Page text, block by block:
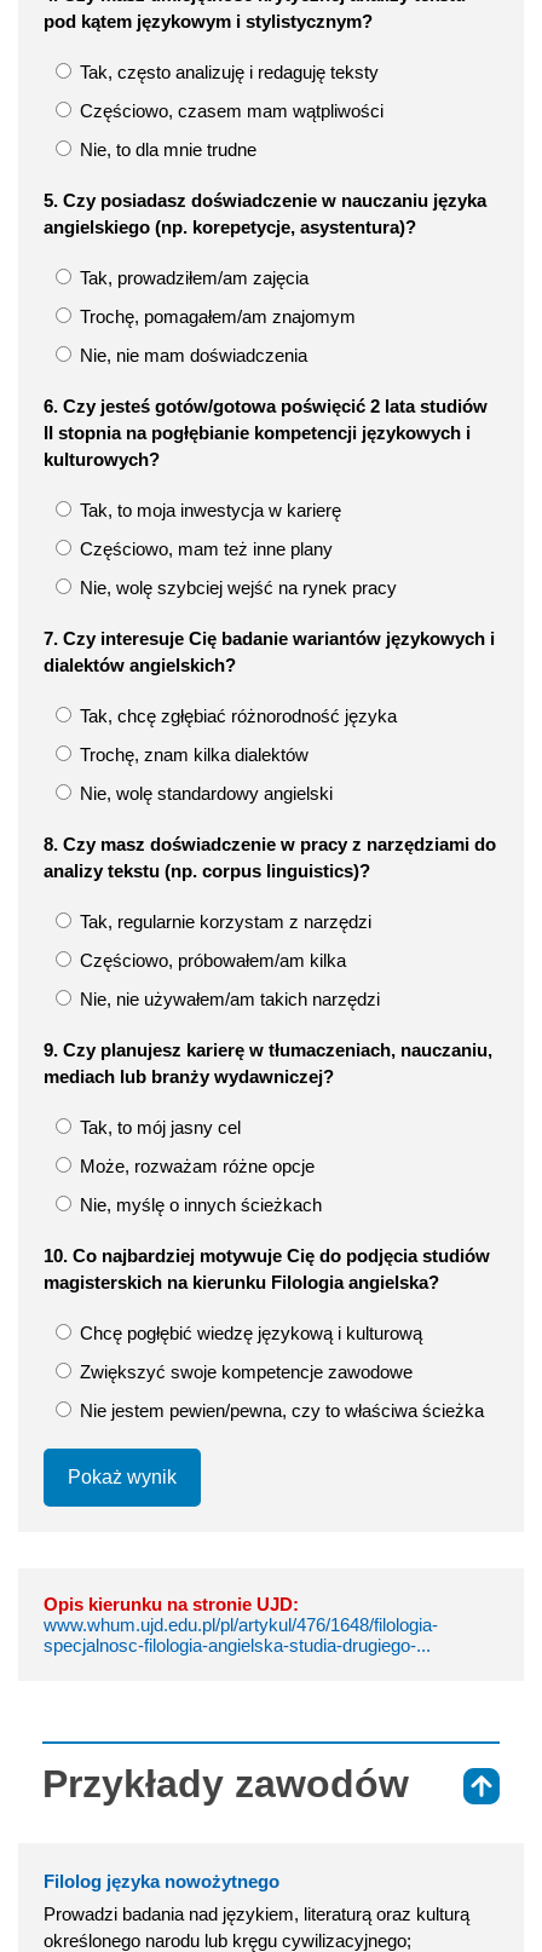
pod kątem językowym i stylistycznym?
Tak, często analizuję i redaguję teksty
Częściowo, czasem mam wątpliwości
Nie, to dla mnie trudne
5. Czy posiadasz doświadczenie w nauczaniu języka
angielskiego (np. korepetycje, asystentura)?
Tak, prowadziłem/am zajęcia
Trochę, pomagałem/am znajomym
Nie, nie mam doświadczenia
6. Czy jesteś gotów/gotowa poświęcić 2 lata studiów
II stopnia na pogłębianie kompetencji językowych i
kulturowych?
Tak, to moja inwestycja w karierę
Częściowo, mam też inne plany
Nie, wolę szybciej wejść na rynek pracy
7. Czy interesuje Cię badanie wariantów językowych i
dialektów angielskich?
Tak, chcę zgłębiać różnorodność języka
Trochę, znam kilka dialektów
Nie, wolę standardowy angielski
8. Czy masz doświadczenie w pracy z narzędziami do
analizy tekstu (np. corpus linguistics)?
Tak, regularnie korzystam z narzędzi
Częściowo, próbowałem/am kilka
Nie, nie używałem/am takich narzędzi
9. Czy planujesz karierę w tłumaczeniach, nauczaniu,
mediach lub branży wydawniczej?
Tak, to mój jasny cel
Może, rozważam różne opcje
Nie, myślę o innych ścieżkach
10. Co najbardziej motywuje Cię do podjęcia studiów
magisterskich na kierunku Filologia angielska?
Chcę pogłębić wiedzę językową i kulturową
Zwiększyć swoje kompetencje zawodowe
Nie jestem pewien/pewna, czy to właściwa ścieżka
Pokaż wynik
Opis kierunku na stronie UJD:
www.whum.ujd.edu.pl/pl/artykul/476/1648/filologia-
specjalnosc-filologia-angielska-studia-drugiego-...
Przykłady zawodów
Filolog języka nowożytnego
Prowadzi badania nad językiem, literaturą oraz kulturą
określonego narodu lub kręgu cywilizacyjnego;